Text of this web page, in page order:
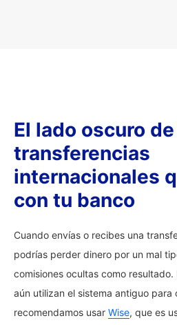
El lado oscuro
transferencias
internacionales
con tu banco
Cuando envías o recibes una
podrías perder dinero por un mal
comisiones ocultas como
aún utilizan el sistema antiguo para
recomendamos usar Wise, que es